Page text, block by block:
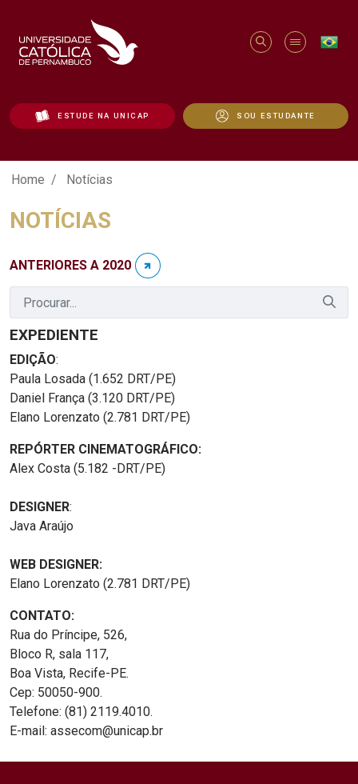
ESTUDE NA UNICAP SOU ESTUDANTE
Notícias - Unicap
Home Notícias
NOTÍCIAS
ANTERIORES A 2020
EXPEDIENTE
EDIÇÃO:
Paula Losada (1.652 DRT/PE)
Daniel França (3.120 DRT/PE)
Elano Lorenzato (2.781 DRT/PE)
REPÓRTER CINEMATOGRÁFICO:
Alex Costa (5.182 -DRT/PE)
DESIGNER:
Java Araújo
WEB DESIGNER:
Elano Lorenzato (2.781 DRT/PE)
CONTATO:
Rua do Príncipe, 526,
Bloco R, sala 117,
Boa Vista, Recife-PE.
Cep: 50050-900.
Telefone: (81) 2119.4010.
E-mail: assecom@unicap.br